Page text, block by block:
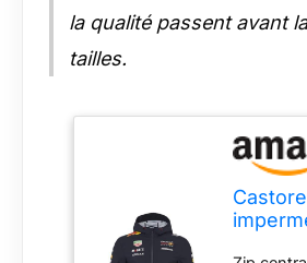
la qualité passent avant
tailles.